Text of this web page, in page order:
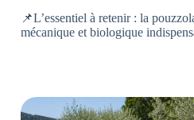
📌L’essentiel à retenir : la
mécanique et biologique